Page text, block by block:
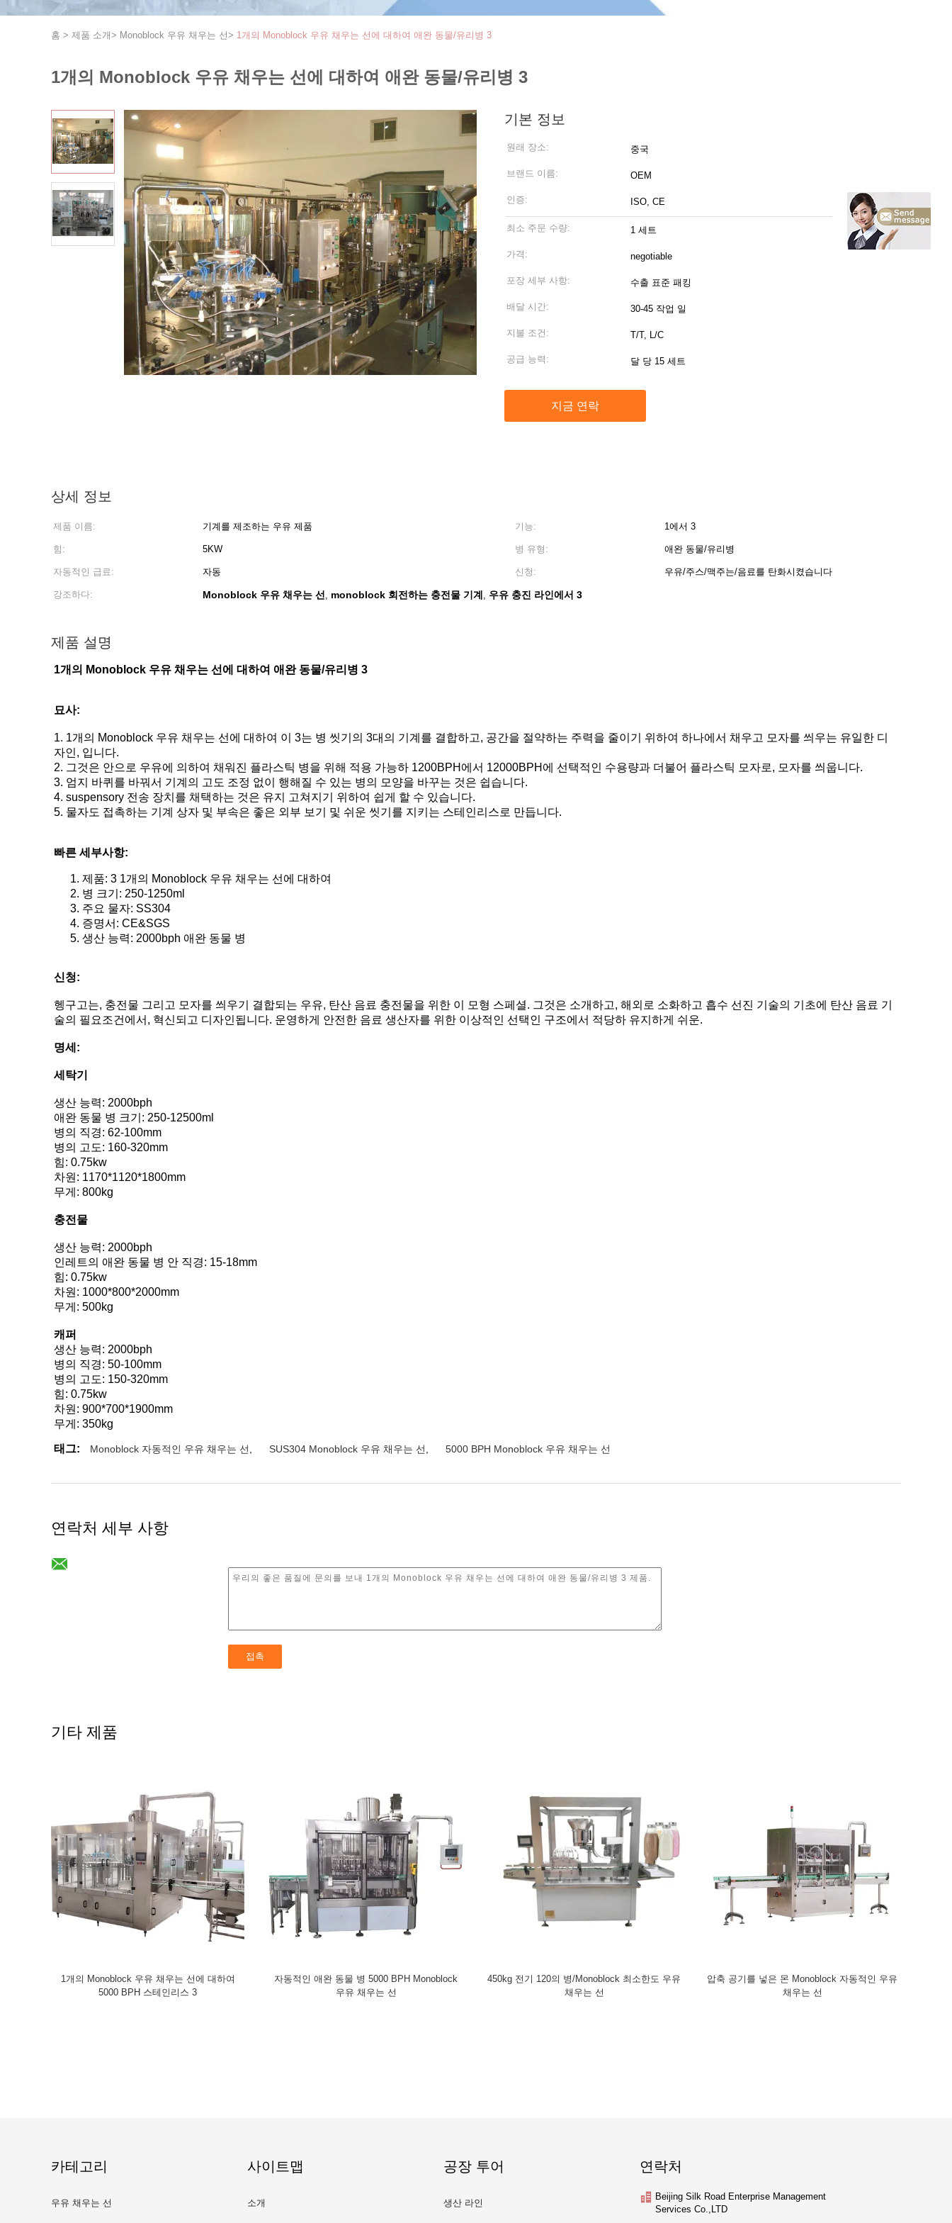
홈 > 제품 소개> Monoblock 우유 채우는 선> 1개의 Monoblock 우유 채우는 선에 대하여 애완 동물/유리병 3
1개의 Monoblock 우유 채우는 선에 대하여 애완 동물/유리병 3
기본 정보
원래 장소: 중국
브랜드 이름: OEM
인증: ISO, CE
최소 주문 수량: 1 세트
가격: negotiable
포장 세부 사항: 수출 표준 패킹
배달 시간: 30-45 작업 일
지불 조건: T/T, L/C
공급 능력: 달 당 15 세트
지금 연락
상세 정보
제품 이름: 기계를 제조하는 우유 제품 기능: 1에서 3
힘: 5KW 병 유형: 애완 동물/유리병
자동적인 급료: 자동 신청: 우유/주스/맥주는/음료를 탄화시켰습니다
강조하다: Monoblock 우유 채우는 선 , monoblock 회전하는 충전물 기계 , 우유 충진 라인에서 3
제품 설명
1개의 Monoblock 우유 채우는 선에 대하여 애완 동물/유리병 3
묘사:
1. 1개의 Monoblock 우유 채우는 선에 대하여 이 3는 병 씻기의 3대의 기계를 결합하고, 공간을 절약하는 주력을 줄이기 위하여 하나에서 채우고 모자를 씌우는 유일한 디
자인, 입니다.
2. 그것은 안으로 우유에 의하여 채워진 플라스틱 병을 위해 적용 가능하 1200BPH에서 12000BPH에 선택적인 수용량과 더불어 플라스틱 모자로, 모자를 씌웁니다.
3. 엄지 바퀴를 바꿔서 기계의 고도 조정 없이 행해질 수 있는 병의 모양을 바꾸는 것은 쉽습니다.
4. suspensory 전송 장치를 채택하는 것은 유지 고쳐지기 위하여 쉽게 할 수 있습니다.
5. 물자도 접촉하는 기계 상자 및 부속은 좋은 외부 보기 및 쉬운 씻기를 지키는 스테인리스로 만듭니다.
빠른 세부사항:
제품: 3 1개의 Monoblock 우유 채우는 선에 대하여
병 크기: 250-1250ml
주요 물자: SS304
증명서: CE&SGS
생산 능력: 2000bph 애완 동물 병
신청:
헹구고는, 충전물 그리고 모자를 씌우기 결합되는 우유, 탄산 음료 충전물을 위한 이 모형 스페셜. 그것은 소개하고, 해외로 소화하고 흡수 선진 기술의 기초에 탄산 음료 기
술의 필요조건에서, 혁신되고 디자인됩니다. 운영하게 안전한 음료 생산자를 위한 이상적인 선택인 구조에서 적당하 유지하게 쉬운.
명세:
세탁기
생산 능력: 2000bph
애완 동물 병 크기: 250-12500ml
병의 직경: 62-100mm
병의 고도: 160-320mm
힘: 0.75kw
차원: 1170*1120*1800mm
무게: 800kg
충전물
생산 능력: 2000bph
인레트의 애완 동물 병 안 직경: 15-18mm
힘: 0.75kw
차원: 1000*800*2000mm
무게: 500kg
캐퍼
생산 능력: 2000bph
병의 직경: 50-100mm
병의 고도: 150-320mm
힘: 0.75kw
차원: 900*700*1900mm
무게: 350kg
태그: Monoblock 자동적인 우유 채우는 선 SUS304 Monoblock 우유 채우는 선 5000 BPH Monoblock 우유 채우는 선
연락처 세부 사항
기타 제품
1개의 Monoblock 우유 채우는 선에 대하여
5000 BPH 스테인리스 3
자동적인 애완 동물 병 5000 BPH Monoblock
우유 채우는 선
450kg 전기 120의 병/Monoblock 최소한도 우유
채우는 선
압축 공기를 넣은 몬 Monoblock 자동적인 우유
채우는 선
카테고리
우유 채우는 선
사이트맵
소개
공장 투어
생산 라인
연락처
Beijing Silk Road Enterprise Management
Services Co.,LTD